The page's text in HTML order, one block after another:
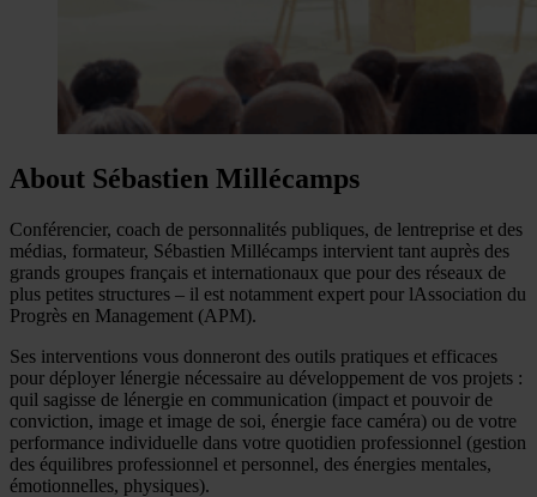
About Sébastien Millécamps
Conférencier, coach de personnalités publiques, de lentreprise et des
médias, formateur, Sébastien Millécamps intervient tant auprès des
grands groupes français et internationaux que pour des réseaux de
plus petites structures – il est notamment expert pour lAssociation du
Progrès en Management (APM).
Ses interventions vous donneront des outils pratiques et efficaces
pour déployer lénergie nécessaire au développement de vos projets :
quil sagisse de lénergie en communication (impact et pouvoir de
conviction, image et image de soi, énergie face caméra) ou de votre
performance individuelle dans votre quotidien professionnel (gestion
des équilibres professionnel et personnel, des énergies mentales,
émotionnelles, physiques).